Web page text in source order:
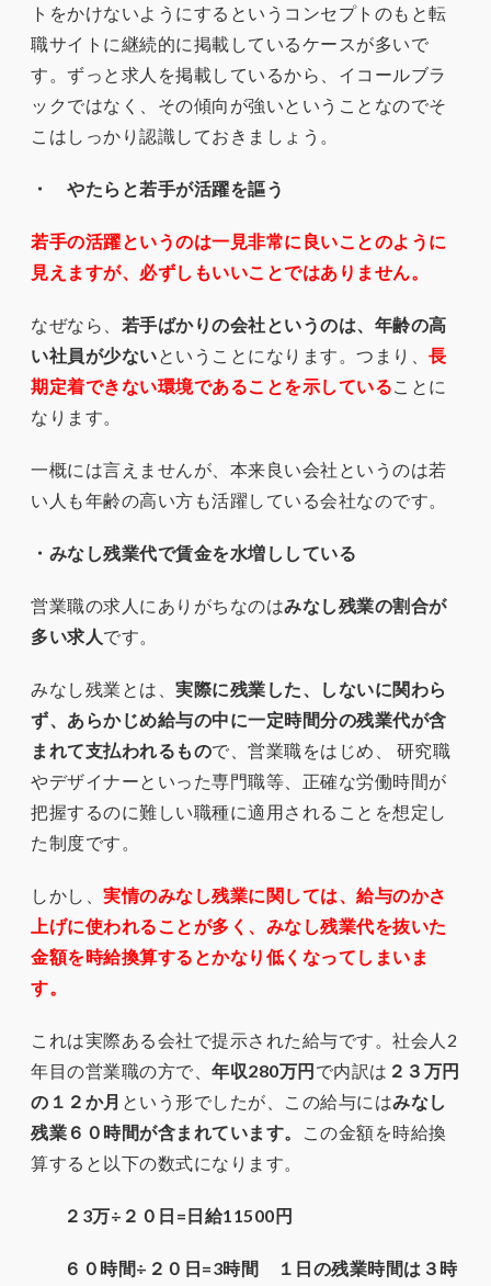
トをかけないようにするというコンセプトのもと転
職サイトに継続的に掲載しているケースが多いで
す。ずっと求人を掲載しているから、イコールブラ
ックではなく、その傾向が強いということなのでそ
こはしっかり認識しておきましょう。
・ やたらと若手が活躍を謳う
若手の活躍というのは一見非常に良いことのように
見えますが、必ずしもいいことではありません。
なぜなら、 若手ばかりの会社というのは、年齢の高
い社員が少ない ということになります。つまり、 長
期定着できない環境であることを示している ことに
なります。
一概には言えませんが、本来良い会社というのは若
い人も年齢の高い方も活躍している会社なのです。
・みなし残業代で賃金を水増ししている
営業職の求人にありがちなのはみなし残業の割合が
多い求人 です。
みなし残業とは、 実際に残業した、しないに関わら
ず、あらかじめ給与の中に一定時間分の残業代が含
まれて支払われるもので、営業職をはじめ、 研究職
やデザイナーといった専門職等、正確な労働時間が
把握するのに難しい職種に適用されることを想定し
た制度です。
しかし、 実情のみなし残業に関しては、給与のかさ
上げに使われることが多く、みなし残業代を抜いた
金額を時給換算するとかなり低くなってしまいま
す。
これは実際ある会社で提示された給与です。社会人2
年目の営業職の方で、 年収280万円で内訳は ２３万円
の１２か月 という形でしたが、この給与にはみなし
残業６０時間が含まれています。
この金額を時給換
算すると以下の数式になります。
２3万÷２０日=日給11500円
６０時間÷２０日=3時間 １日の残業時間は３時